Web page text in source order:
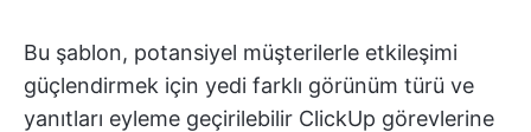
Bu şablon, potansiyel müşterilerle etkileşimi
güçlendirmek için yedi farklı görünüm türü ve
yanıtları eyleme geçirilebilir ClickUp görevlerine